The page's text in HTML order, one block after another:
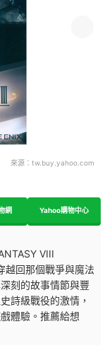
來源： tw.buy.yahoo.com
網 Yahoo購物中心
VIII
越回那個戰爭與魔法
刻的故事情節與豐
詩級戰役的激情，
體驗。推薦給想